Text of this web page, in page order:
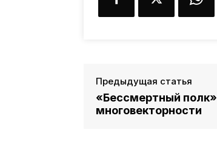
Предыдущая статья
«Бессмертный
многовекторности